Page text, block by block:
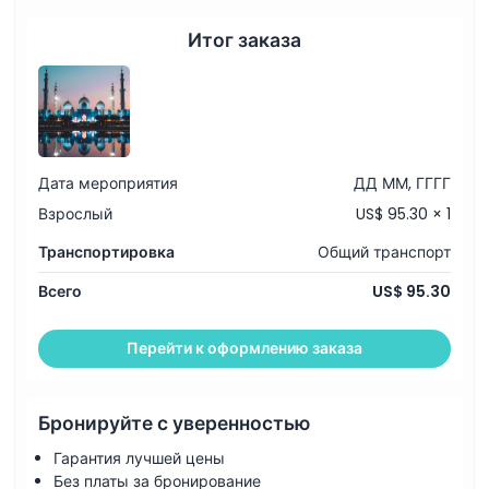
Итог заказа
Дата мероприятия
ДД ММ, ГГГГ
Взрослый
US$ 95.30 × 1
Транспортировка
Общий транспорт
Всего
US$ 95.30
Перейти к оформлению заказа
Бронируйте с уверенностью
Гарантия лучшей цены
Без платы за бронирование